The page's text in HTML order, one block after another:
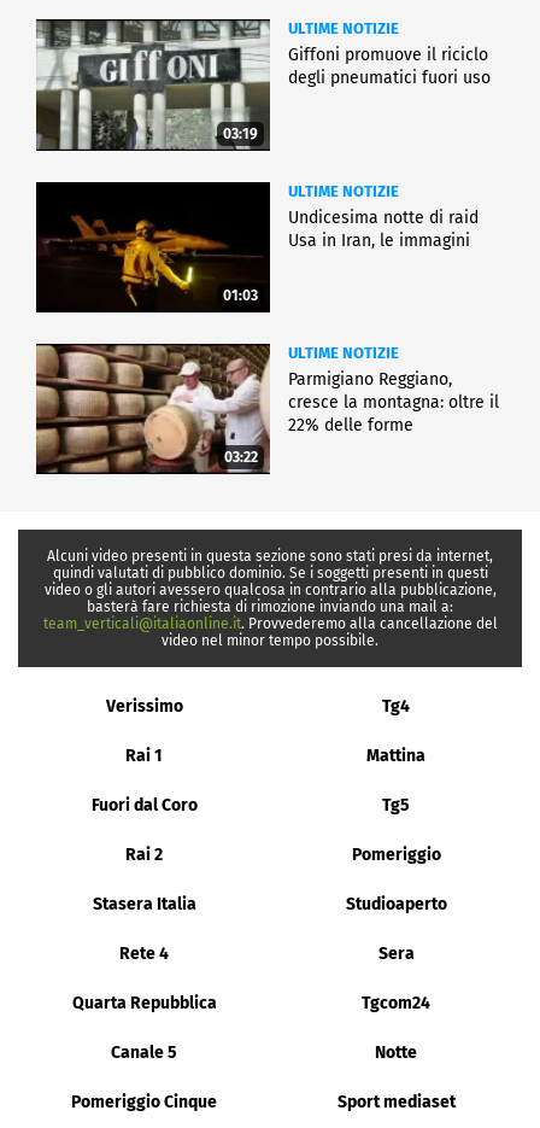
03:19
ULTIME NOTIZIE
Giffoni promuove il riciclo
degli pneumatici fuori uso
01:03
ULTIME NOTIZIE
Undicesima notte di raid
Usa in Iran, le immagini
03:22
ULTIME NOTIZIE
Parmigiano Reggiano,
cresce la montagna: oltre il
22% delle forme
Alcuni video presenti in questa sezione sono stati presi da internet,
quindi valutati di pubblico dominio. Se i soggetti presenti in questi
video o gli autori avessero qualcosa in contrario alla pubblicazione,
basterà fare richiesta di rimozione inviando una mail a:
team_verticali@italiaonline.it. Provvederemo alla cancellazione del
video nel minor tempo possibile.
Verissimo Tg4
Rai 1 Mattina
Fuori dal Coro Tg5
Rai 2 Pomeriggio
Stasera Italia Studioaperto
Rete 4 Sera
Quarta Repubblica Tgcom24
Canale 5 Notte
Pomeriggio Cinque Sport mediaset